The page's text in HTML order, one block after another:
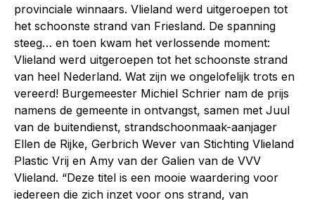
provinciale winnaars. Vlieland werd uitgeroepen tot
het schoonste strand van Friesland. De spanning
steeg… en toen kwam het verlossende moment:
Vlieland werd uitgeroepen tot het schoonste strand
van heel Nederland. Wat zijn we ongelofelijk trots en
vereerd! Burgemeester Michiel Schrier nam de prijs
namens de gemeente in ontvangst, samen met Juul
van de buitendienst, strandschoonmaak-aanjager
Ellen de Rijke, Gerbrich Wever van Stichting Vlieland
Plastic Vrij en Amy van der Galien van de VVV
Vlieland. “Deze titel is een mooie waardering voor
iedereen die zich inzet voor ons strand, van